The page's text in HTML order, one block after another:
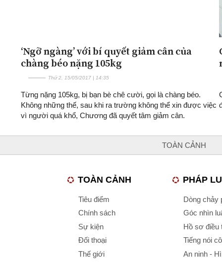
‘Ngỡ ngàng’ với bí quyết giảm cân của
chàng béo nặng 105kg
Thứ 2, 15/05/2017 | 14:35
Từng nặng 105kg, bị bạn bè chê cười, gọi là chàng béo.
Không những thế, sau khi ra trường không thể xin được việc
vì người quá khổ, Chương đã quyết tâm giảm cân.
TOÀN CẢNH
TOÀN CẢNH
Tiêu điểm
Chính sách
Sự kiện
Đối thoại
Thế giới
PHÁP
Dòng chảy
Góc nhìn
Hồ sơ điều
Tiếng nói
An ninh -